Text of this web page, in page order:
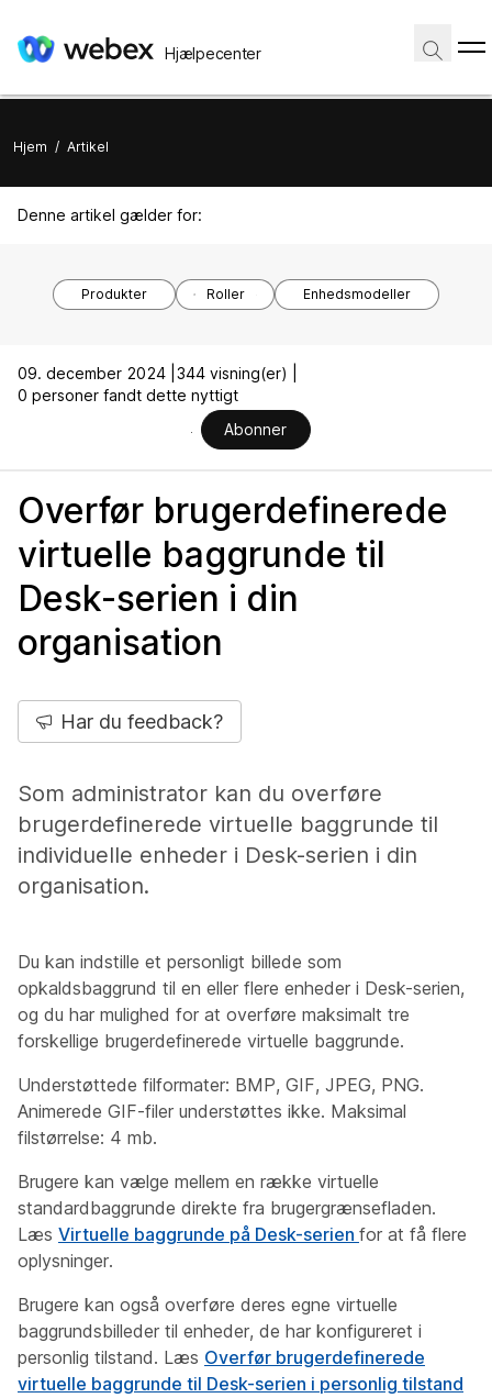
Hjælpecenter
Hjem / Artikel
Denne artikel gælder for:
Produkter Roller Enhedsmodeller
09. december 2024 | 344 visning(er) |
0 personer fandt dette nyttigt
Abonner
Overfør brugerdefinerede
virtuelle baggrunde til
Desk-serien i din
organisation
Har du feedback?
Som administrator kan du overføre
brugerdefinerede virtuelle baggrunde til
individuelle enheder i Desk-serien i din
organisation.
Du kan indstille et personligt billede som
opkaldsbaggrund til en eller flere enheder i Desk-serien,
og du har mulighed for at overføre maksimalt tre
forskellige brugerdefinerede virtuelle baggrunde.
Understøttede filformater: BMP, GIF, JPEG, PNG.
Animerede GIF-filer understøttes ikke. Maksimal
filstørrelse: 4 mb.
Brugere kan vælge mellem en række virtuelle
standardbaggrunde direkte fra brugergrænsefladen.
Læs Virtuelle baggrunde på Desk-serien for at få flere
oplysninger.
Brugere kan også overføre deres egne virtuelle
baggrundsbilleder til enheder, de har konfigureret i
personlig tilstand. Læs Overfør brugerdefinerede
virtuelle baggrunde til Desk-serien i personlig tilstand